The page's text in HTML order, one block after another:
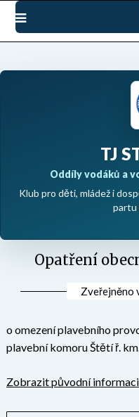
Přejdi
obsah
TJ
Oddíly vodáků a
Klub pro děti, mládež i
partu
Opatření
Zveřejněno
o omezení plavebního
plavební komoru Štětí ř.
Zobrazit původní informaci